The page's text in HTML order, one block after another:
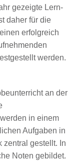
gezeigte Lern-
daher für die
erfolgreich
werden.
an der
in einem
Aufgaben in
zentral gestellt. In
Noten gebildet.